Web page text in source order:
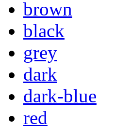
brown
black
grey
dark
dark-blue
red